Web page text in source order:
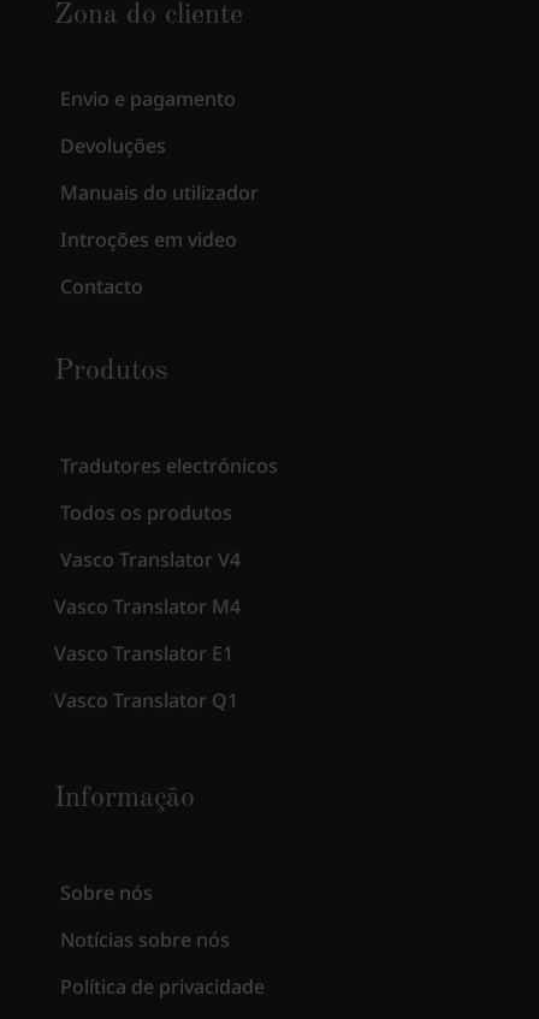
Zona do cliente
Envio e pagamento
Devoluções
Manuais do utilizador
Introções em video
Contacto
Produtos
Tradutores electrónicos
Todos os produtos
Vasco Translator V4
Vasco Translator M4
Vasco Translator E1
Vasco Translator Q1
Informação
Sobre nós
Notícias sobre nós
Política de privacidade